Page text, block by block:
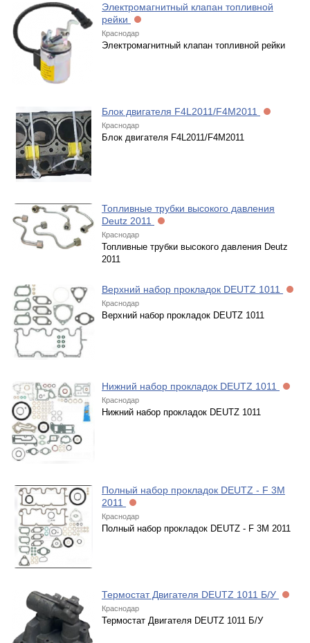
Электромагнитный клапан топливной
рейки
Краснодар
Электромагнитный клапан топливной рейки
Блок двигателя F4L2011/F4M2011
Краснодар
Блок двигателя F4L2011/F4M2011
Топливные трубки высокого давления
Deutz 2011
Краснодар
Топливные трубки высокого давления Deutz
2011
Верхний набор прокладок DEUTZ 1011
Краснодар
Верхний набор прокладок DEUTZ 1011
Нижний набор прокладок DEUTZ 1011
Краснодар
Нижний набор прокладок DEUTZ 1011
Полный набор прокладок DEUTZ - F 3M
2011
Краснодар
Полный набор прокладок DEUTZ - F 3M 2011
Термостат Двигателя DEUTZ 1011 Б/У
Краснодар
Термостат Двигателя DEUTZ 1011 Б/У